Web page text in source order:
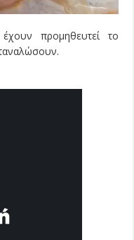
προμηθευτεί το